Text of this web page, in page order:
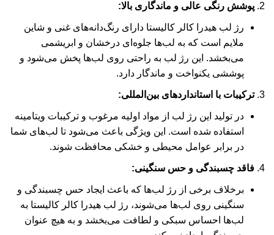
پوشش رنگی عالی و ماندگاری بالا:
رژ لب هیدرا کالر کالیستا دارای رنگ‌دانه‌های غنی و شاین
ملایم است که به لب‌ها جلوه‌ای درخشان و ابریشمی
می‌بخشد. این رژ لب به راحتی روی لب‌ها پخش می‌شود و
پوششی یکنواخت و ماندگار دارد.
ترکیبات با استانداردهای بین‌المللی:
در تولید این رژ لب از مواد اولیه مرغوب و ترکیبات ویتامینه
استفاده شده است. این ویژگی باعث می‌شود تا لب‌های شما
در برابر عوامل محیطی و خشکی محافظت شوند.
فاقد چسبندگی و حس سنگینی:
برخلاف برخی از رژ لب‌ها که باعث ایجاد حس چسبندگی و
سنگینی روی لب‌ها می‌شوند، رژ لب هیدرا کالر کالیستا به
لب‌ها احساس سبکی و لطافت می‌بخشد و به هیچ عنوان